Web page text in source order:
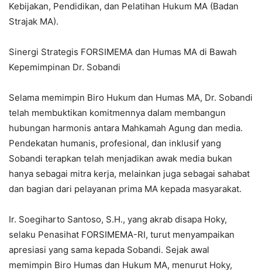
Kebijakan, Pendidikan, dan Pelatihan Hukum MA (Badan
Strajak MA).
Sinergi Strategis FORSIMEMA dan Humas MA di Bawah
Kepemimpinan Dr. Sobandi
Selama memimpin Biro Hukum dan Humas MA, Dr. Sobandi
telah membuktikan komitmennya dalam membangun
hubungan harmonis antara Mahkamah Agung dan media.
Pendekatan humanis, profesional, dan inklusif yang
Sobandi terapkan telah menjadikan awak media bukan
hanya sebagai mitra kerja, melainkan juga sebagai sahabat
dan bagian dari pelayanan prima MA kepada masyarakat.
Ir. Soegiharto Santoso, S.H., yang akrab disapa Hoky,
selaku Penasihat FORSIMEMA-RI, turut menyampaikan
apresiasi yang sama kepada Sobandi. Sejak awal
memimpin Biro Humas dan Hukum MA, menurut Hoky,